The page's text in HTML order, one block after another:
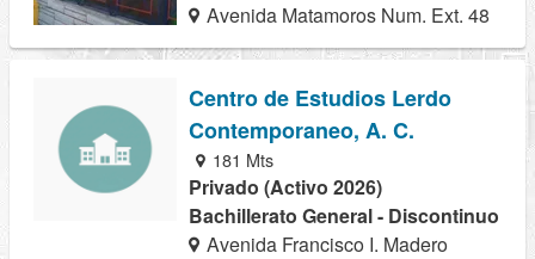
Avenida Matamoros Num. Ext. 48
Centro de Estudios Lerdo
Contemporaneo, A. C.
181 Mts
Privado (Activo 2026)
Bachillerato General - Discontinuo
Avenida Francisco I. Madero